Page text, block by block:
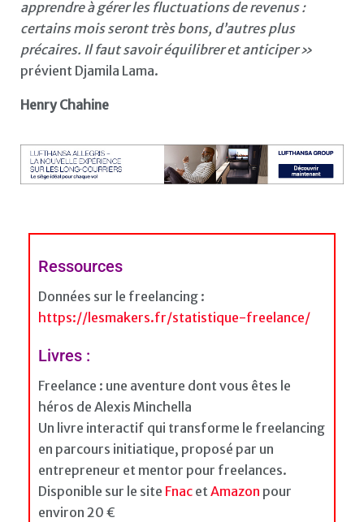
apprendre à gérer les fluctuations de revenus :
certains mois seront très bons, d’autres plus
précaires. Il faut savoir équilibrer et anticiper »
prévient Djamila Lama.
Henry Chahine
Ressources
Données sur le freelancing :
https://lesmakers.fr/statistique-freelance/
Livres :
Freelance : une aventure dont vous êtes le
héros de Alexis Minchella
Un livre interactif qui transforme le freelancing
en parcours initiatique, proposé par un
entrepreneur et mentor pour freelances.
Disponible sur le site Fnac et Amazon pour
environ 20 €